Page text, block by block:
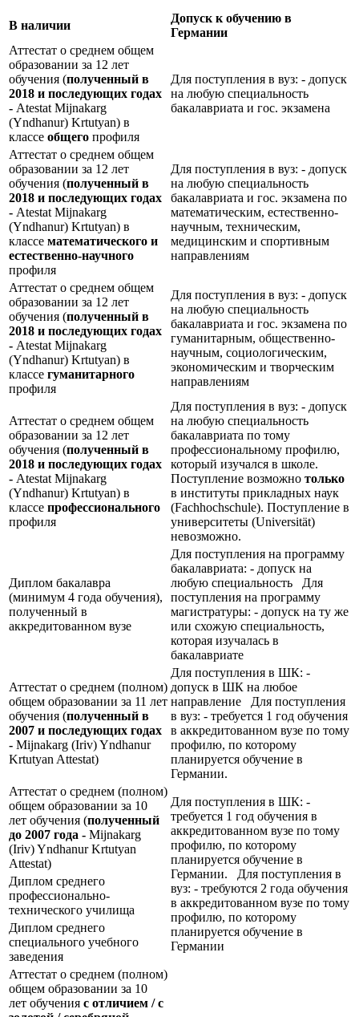
В наличии
Допуск к обучению в
Германии
Аттестат о среднем общем
образовании за 12 лет
обучения (полученный в
2018 и последующих годах
- Atestat Mijnakarg
(Yndhanur) Krtutyan) в
классе общего профиля
Для поступления в вуз: - допуск
на любую специальность
бакалавриата и гос. экзамена
Аттестат о среднем общем
образовании за 12 лет
обучения (полученный в
2018 и последующих годах
- Atestat Mijnakarg
(Yndhanur) Krtutyan) в
классе математического и
естественно-научного
профиля
Для поступления в вуз: - допуск
на любую специальность
бакалавриата и гос. экзамена по
математическим, естественно-
научным, техническим,
медицинским и спортивным
направлениям
Аттестат о среднем общем
образовании за 12 лет
обучения (полученный в
2018 и последующих годах
- Atestat Mijnakarg
(Yndhanur) Krtutyan) в
классе гуманитарного
профиля
Для поступления в вуз: - допуск
на любую специальность
бакалавриата и гос. экзамена по
гуманитарным, общественно-
научным, социологическим,
экономическим и творческим
направлениям
Аттестат о среднем общем
образовании за 12 лет
обучения (полученный в
2018 и последующих годах
- Atestat Mijnakarg
(Yndhanur) Krtutyan) в
классе профессионального
профиля
Для поступления в вуз: - допуск
на любую специальность
бакалавриата по тому
профессиональному профилю,
который изучался в школе.
Поступление возможно только
в институты прикладных наук
(Fachhochschule). Поступление в
университеты (Universität)
невозможно.
Диплом бакалавра
(минимум 4 года обучения),
полученный в
аккредитованном вузе
Для поступления на программу
бакалавриата: - допуск на
любую специальность Для
поступления на программу
магистратуры: - допуск на ту же
или схожую специальность,
которая изучалась в
бакалавриате
Аттестат о среднем (полном)
общем образовании за 11 лет
обучения (полученный в
2007 и последующих годах
- Mijnakarg (Iriv) Yndhanur
Krtutyan Attestat)
Для поступления в ШК: -
допуск в ШК на любое
направление Для поступления
в вуз: - требуется 1 год обучения
в аккредитованном вузе по тому
профилю, по которому
планируется обучение в
Германии.
Аттестат о среднем (полном)
общем образовании за 10
лет обучения (полученный
до 2007 года - Mijnakarg
(Iriv) Yndhanur Krtutyan
Attestat)
Для поступления в ШК: -
требуется 1 год обучения в
аккредитованном вузе по тому
профилю, по которому
планируется обучение в
Германии. Для поступления в
вуз: - требуются 2 года обучения
в аккредитованном вузе по тому
профилю, по которому
планируется обучение в
Германии
Диплом среднего
профессионально-
технического училища
Диплом среднего
специального учебного
заведения
Аттестат о среднем (полном)
общем образовании за 10
лет обучения с отличием / с